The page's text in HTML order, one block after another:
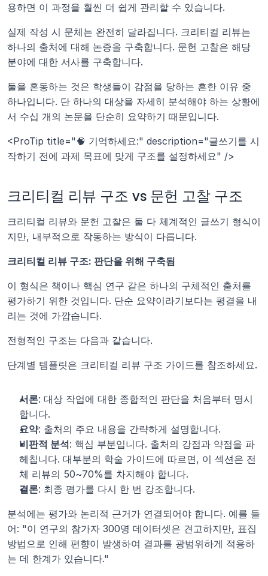
용하면 이 과정을 훨씬 더 쉽게 관리할 수 있습니다.
실제 작성 시 문체는 완전히 달라집니다. 크리티컬 리뷰는
하나의 출처에 대해 논증을 구축합니다. 문헌 고찰은 해당
분야에 대한 서사를 구축합니다.
둘을 혼동하는 것은 학생들이 감점을 당하는 흔한 이유 중
하나입니다. 단 하나의 대상을 자세히 분석해야 하는 상황에
서 수십 개의 논문을 단순히 요약하기 때문입니다.
<ProTip title="🧠 기억하세요:" description="글쓰기를 시
작하기 전에 과제 목표에 맞게 구조를 설정하세요" />
크리티컬 리뷰 구조 vs 문헌 고찰 구조
크리티컬 리뷰와 문헌 고찰은 둘 다 체계적인 글쓰기 형식이
지만, 내부적으로 작동하는 방식이 다릅니다.
크리티컬 리뷰 구조: 판단을 위해 구축됨
이 형식은 책이나 핵심 연구 같은 하나의 구체적인 출처를
평가하기 위한 것입니다. 단순 요약이라기보다는 평결을 내
리는 것에 가깝습니다.
전형적인 구조는 다음과 같습니다.
단계별 템플릿은 크리티컬 리뷰 구조 가이드를 참조하세요.
서론: 대상 작업에 대한 종합적인 판단을 처음부터 명시
합니다.
요약: 출처의 주요 내용을 간략하게 설명합니다.
비판적 분석: 핵심 부분입니다. 출처의 강점과 약점을 파
헤칩니다. 대부분의 학술 가이드에 따르면, 이 섹션은 전
체 리뷰의 50~70%를 차지해야 합니다.
결론: 최종 평가를 다시 한 번 강조합니다.
분석에는 평가와 논리적 근거가 연결되어야 합니다. 예를 들
어: "이 연구의 참가자 300명 데이터셋은 견고하지만, 표집
방법으로 인해 편향이 발생하여 결과를 광범위하게 적용하
는 데 한계가 있습니다."